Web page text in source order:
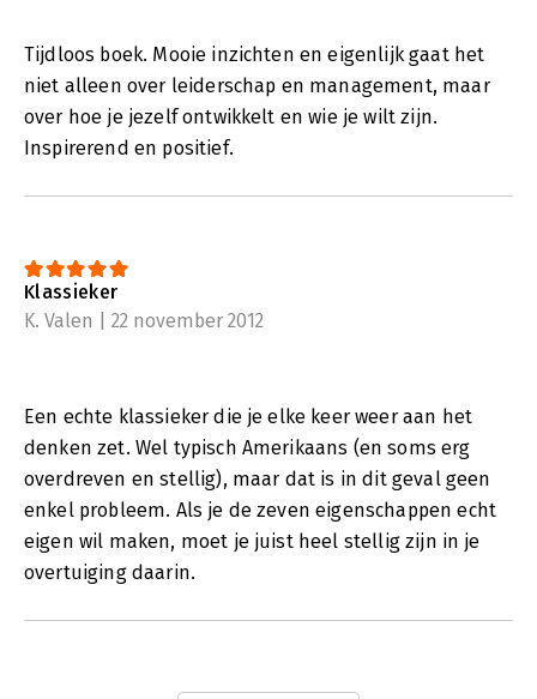
Tijdloos boek. Mooie inzichten en eigenlijk gaat het
niet alleen over leiderschap en management, maar
over hoe je jezelf ontwikkelt en wie je wilt zijn.
Inspirerend en positief.
Klassieker
K. Valen | 22 november 2012
Een echte klassieker die je elke keer weer aan het
denken zet. Wel typisch Amerikaans (en soms erg
overdreven en stellig), maar dat is in dit geval geen
enkel probleem. Als je de zeven eigenschappen echt
eigen wil maken, moet je juist heel stellig zijn in je
overtuiging daarin.